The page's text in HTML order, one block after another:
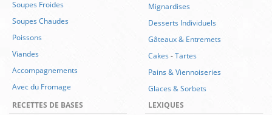
Soupes Froides
Soupes Chaudes
Poissons
Viandes
Accompagnements
Avec du Fromage
Mignardises
Desserts Individuels
Gâteaux & Entremets
Cakes-Tartes
Pains & Viennoiseries
Glaces & Sorbets
RECETTES DE BASES
LEXIQUES